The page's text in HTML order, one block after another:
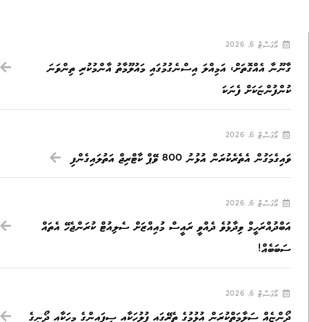
އޯގަސްޓް 6, 2026
ގާނޫނާ އެއްގޮތަށް، އަމިއްލަ އިސްނެގުމުގައި މައުލޫމާތު އާންމުކުރި ތިންވަނަ
ކުންފުންޏަކަށް ފެނަކަ
އޯގަސްޓް 6, 2026
ވައިގެމަގުން އެތެރެކުރަން އުޅުނު 800 ވޭޕް ކާޓްރިޖް އަތުލައިގެންފި
އޯގަސްޓް 6, 2026
އަބްދުއްރަހީމް ވިދާޅުވެ ދެއްވީ ރައީސް މުއިއްޒަށް ސެލިއުޓް ކުރަންޖެހޭ އެތައް
ސަބަބެއް!
އޯގަސްޓް 6, 2026
ދޯންޏެއް ސަލާމަތްކުރަން އުޅުމުގެ ތެރޭގައި ފުލުހަކާއި ސިފައިންގެ މީހަކާއި ދޯނީގެ